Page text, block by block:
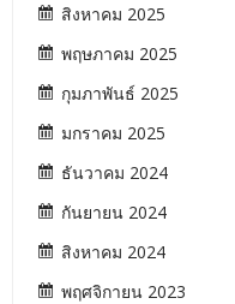
สิงหาคม 2025
พฤษภาคม 2025
กุมภาพันธ์ 2025
มกราคม 2025
ธันวาคม 2024
กันยายน 2024
สิงหาคม 2024
พฤศจิกายน 2023